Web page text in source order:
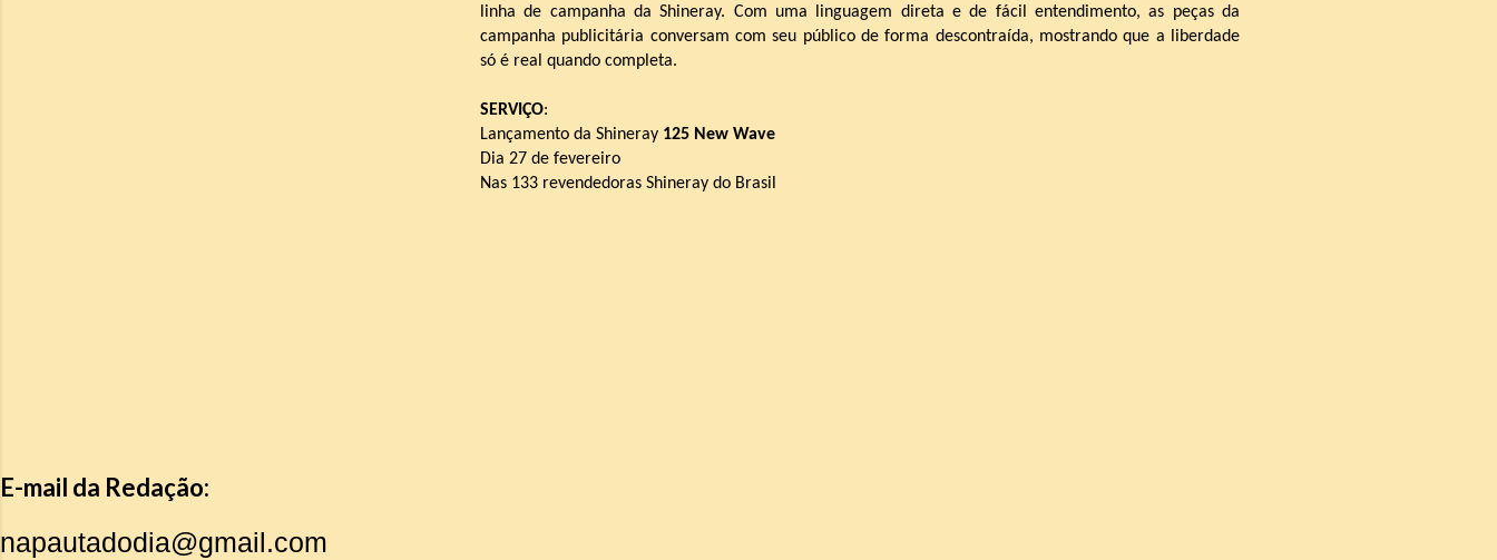
linha de campanha da Shineray. Com uma linguagem direta e de fácil entendimento, as peças da
campanha publicitária conversam com seu público de forma descontraída, mostrando que a liberdade
só é real quando completa.
SERVIÇO:
Lançamento da Shineray 125 New Wave
Dia 27 de fevereiro
Nas 133 revendedoras Shineray do Brasil
E-mail da Redação:
napautadodia@gmail.com